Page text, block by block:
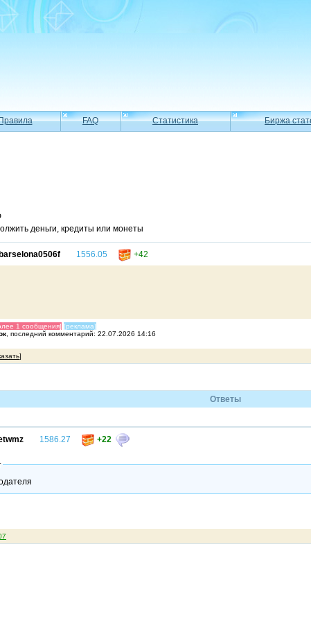
FAQ Статистика Биржа
деньги, кредиты или монеты
1556.05 +42
1 сообщения] [реклама]
, последний комментарий: 22.07.2026 14:16
]
Ответы
1586.27 +22